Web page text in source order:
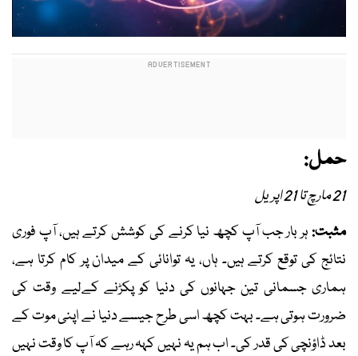
حمل:
21 مارچ تا 21 اپریل
مثبت:ہر بار جب آپ کچھ نیا کرنے کی کوشش کرتے ہیں، آپ فوری
نتائج کی توقع کرتے ہیں۔ ہاں، یہ توانائی کے میدان پر کام کرتا ہے،
ہماری جسمانی تین جہانوں کی دنیا کو پکڑنے کےلیے وقت کی
ضرورت ہوتی ہے۔ بہت کچھ اسی طرح جیسے دنیا نے اپنی موت کے
بعد ڈاؤنچی کی قدر کی۔ اب ہم یہ نہیں کہہ رہے کہ آپ کا وقت نہیں